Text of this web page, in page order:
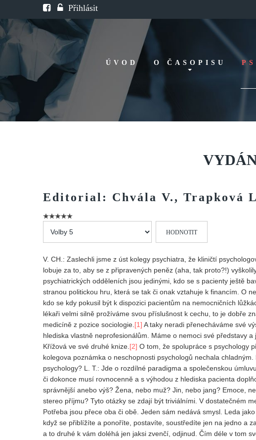
Přihlásit
ÚVOD O ČASOPISU
Editorial: Chvála V., Trapková
prosím
V. CH.: Zaslechli jsme z úst kolegy psychiatra, že kliničtí
lobuje za to, aby se z připravených peněz (aha, tak proto?!)
psychiatrických odděleních jsou jedinými, kdo se s pacienty ještě
stranou politickou hru, která se tak či onak vztahuje k financím. O
kdo se kdy pokusil být k dispozici pacientům na nemocničních
lékaři velmi silně prožíváme svou příslušnost k cechu, to je dobře
medicíně z pozice sociologie. [1] A taky neradi přenecháváme své
hlediska vlastně neprofesionálům. Máme o nemoci své představy
Křížová ve své druhé knize. [2] O tom, že spolupráce s psychology
kolegova poznámka o neschopnosti psychologů nechala
psychology? L. T.: Jde o rozdílné paradigma a společenskou
či dokonce musí rovnocenně a s výhodou z hlediska pacienta
správnější anebo výš? Žena, nebo muž? Jin, nebo jang? Emoce,
stereo příjmu? Tyto otázky se zdají být triviálními. V dostatečném
Potřeba jsou přece oba či obě. Jeden sám nedává smysl. Leda
když se přiblížíte a ponoříte, postavíte, soustředíte jen na jedno a
a to druhé k vám doléhá jen jaksi zvenčí, odjinud. Čím déle v tom